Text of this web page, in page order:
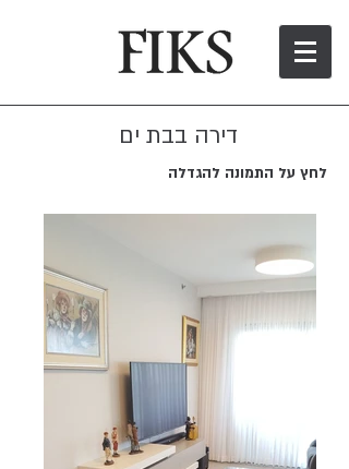
דירה בבת ים
לחץ על התמונה להגדלה